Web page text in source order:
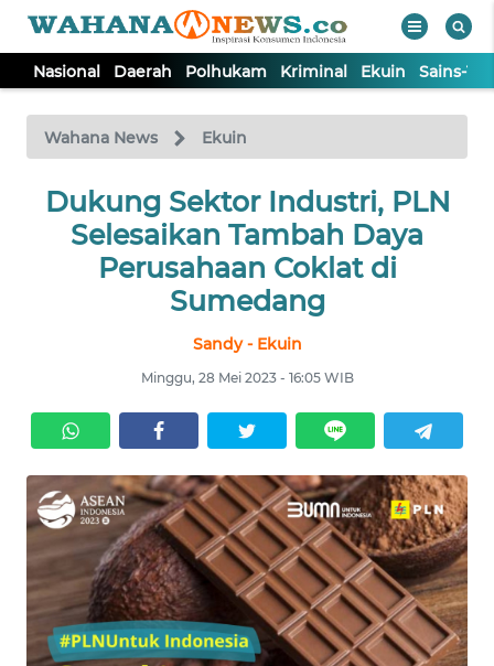
Nasional Daerah Polhukam Kriminal Ekuin Sains-
Wahana News Ekuin
Dukung Sektor Industri, PLN
Selesaikan Tambah Daya
Perusahaan Coklat di
Sumedang
Sandy - Ekuin
Minggu, 28 Mei 2023 - 16:05 WIB
TV
Tutup
NASIONAL
EKUIN
SAINS-TEKNO
KESEHATAN
INTERNASIONAL